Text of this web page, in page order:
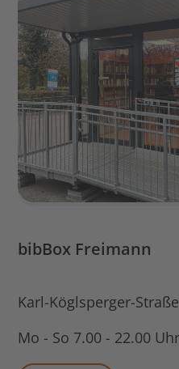
bibBox Freimann
Karl-Köglsperger-
Mo - So 7.00 - 22.00